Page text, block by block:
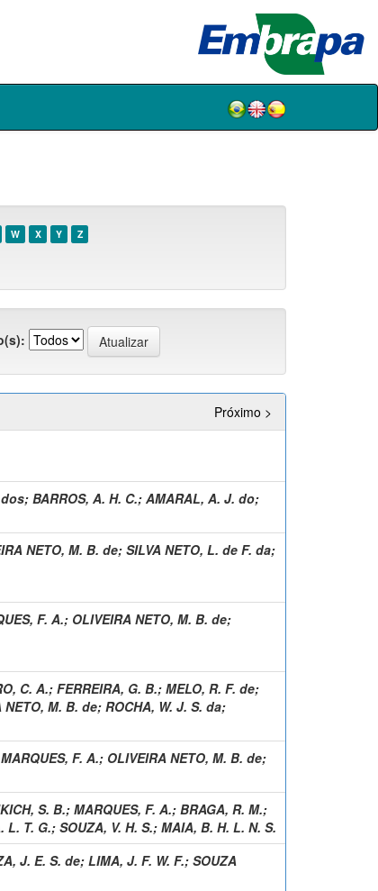
W X Y Z
Próximo >
dos; BARROS, A. H. C.; AMARAL, A. J. do;
NETO, M. B. de; SILVA NETO, L. de F. da;
F. A.; OLIVEIRA NETO, M. B. de;
C. A.; FERREIRA, G. B.; MELO, R. F. de;
NETO, M. B. de; ROCHA, W. J. S. da;
MARQUES, F. A.; OLIVEIRA NETO, M. B. de;
S. B.; MARQUES, F. A.; BRAGA, R. M.;
L. T. G.; SOUZA, V. H. S.; MAIA, B. H. L. N. S.
J. E. S. de; LIMA, J. F. W. F.; SOUZA